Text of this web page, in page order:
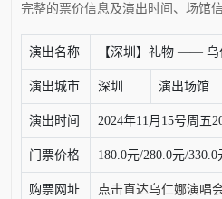
完整的票价信息及演出时间、场馆信
演出名称 【深圳】礼物 —— 乌
演出城市 深圳 演出场馆
演出时间 2024年11月15号周五
门票价格 180.0元/280.0元/
购票网址 点击直达乌仁娜演唱